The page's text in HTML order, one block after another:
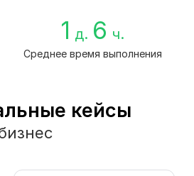
1 д. 6 ч.
Среднее время выполнения
кейсы